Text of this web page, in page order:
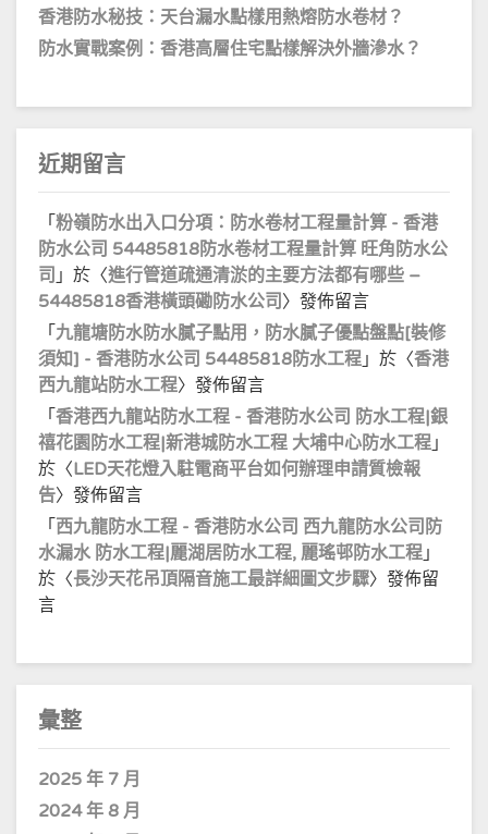
香港防水秘技：天台漏水點樣用熱熔防水卷材？
防水實戰案例：香港高層住宅點樣解決外牆滲水？
近期留言
「 粉嶺防水出入口分項：防水卷材工程量計算 - 香港
防水公司 54485818防水卷材工程量計算 旺角防水公
司 」於〈進行管道疏通清淤的主要方法都有哪些 –
54485818香港橫頭磡防水公司 〉發佈留言
「 九龍塘防水防水膩子點用，防水膩子優點盤點[裝修
須知] - 香港防水公司 54485818防水工程 」於〈香港
西九龍站防水工程〉發佈留言
「 香港西九龍站防水工程 - 香港防水公司 防水工程|銀
禧花園防水工程|新港城防水工程 大埔中心防水工程 」
於〈LED天花燈入駐電商平台如何辦理申請質檢報
告〉發佈留言
「 西九龍防水工程 - 香港防水公司 西九龍防水公司防
水漏水 防水工程|麗湖居防水工程, 麗瑤邨防水工程 」
於〈長沙天花吊頂隔音施工最詳細圖文步驟〉發佈留
言
彙整
2025 年 7 月
2024 年 8 月